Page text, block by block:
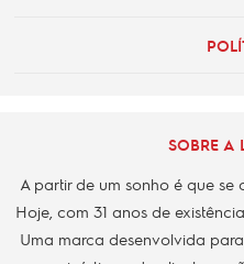
SOBRE A
A partir de um sonho é que se
Hoje, com 31 anos de
Uma marca desenvolvida